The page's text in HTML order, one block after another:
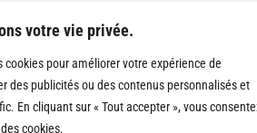
votre vie privée.
cookies pour améliorer votre expérience de
des publicités ou des contenus personnalisés et
En cliquant sur « Tout accepter », vous
cookies.